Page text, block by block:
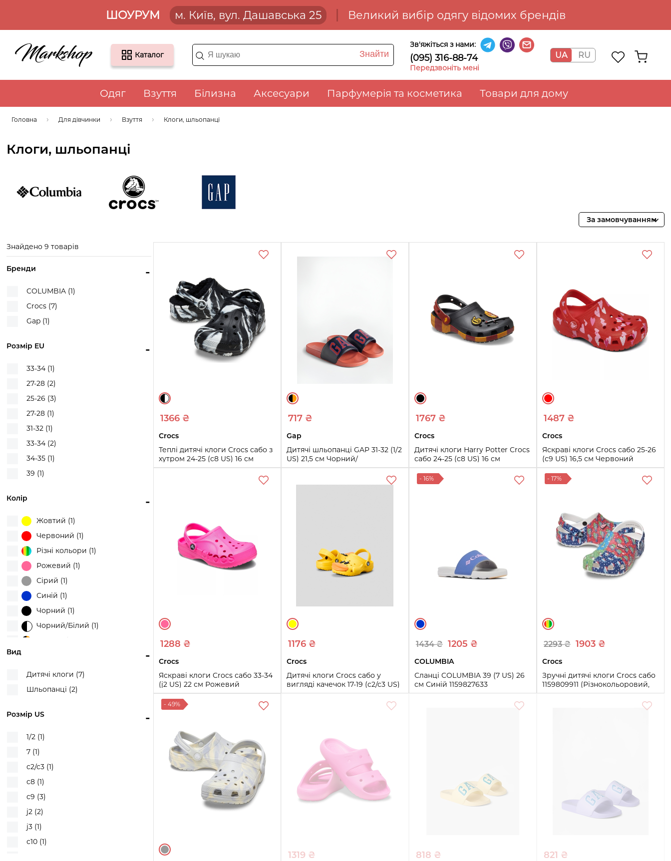
ШОУРУМ м. Київ, вул. Дашавська 25 Великий вибір одягу відомих брендів
Каталог Знайти
Зв'яжіться з нами:
(095) 316-88-74
Передзвоніть мені
UA RU
Одяг Взуття Білизна Аксесуари Парфумерія та косметика Товари для дому
Головна Для дівчинки Взуття Клоги, шльопанці
Клоги, шльопанці
За замовчуванням
Знайдено 9 товарів
-
Бренди
COLUMBIA (1)
Crocs (7)
Gap (1)
-
Розмір EU
33-34 (1)
27-28 (2)
25-26 (3)
27-28 (1)
31-32 (1)
33-34 (2)
34-35 (1)
39 (1)
-
Колір
Жовтий (1)
Червоний (1)
Різні кольори (1)
Рожевий (1)
Сірий (1)
Синій (1)
Чорний (1)
Чорний/Білий (1)
Чорний/Помаранчевий (1)
-
Вид
Дитячі клоги (7)
Шльопанці (2)
-
Розмір US
1/2 (1)
7 (1)
c2/c3 (1)
c8 (1)
c9 (3)
j2 (2)
j3 (1)
с10 (1)
1366 ₴
Crocs
Теплі дитячі клоги Crocs сабо з
хутром 24-25 (с8 US) 16 см
Чорний/Білий 1159858577
717 ₴
Gap
Дитячі шльопанці GAP 31-32 (1/2
US) 21,5 см Чорний/
Помаранчевий 1159854265
31-32
1767 ₴
Crocs
Дитячі клоги Harry Potter Crocs
сабо 24-25 (c8 US) 16 см
Чорний 1159845406
24-25
1487 ₴
Crocs
Яскраві клоги Crocs сабо 25-26
(c9 US) 16,5 см Червоний
1159843212
25-26
1288 ₴
Crocs
Яскраві клоги Crocs сабо 33-34
(j2 US) 22 см Рожевий
1159841508
33-34
1176 ₴
Crocs
Дитячі клоги Crocs сабо у
вигляді качечок 17-19 (c2/c3 US)
21,5 см Жовтий 1159840113
- 16%
1434 ₴ 1205 ₴
COLUMBIA
Сланці COLUMBIA 39 (7 US) 26
см Синій 1159827633
- 17%
2293 ₴ 1903 ₴
Crocs
Зручні дитячі клоги Crocs сабо
1159809911 (Різнокольоровий,
34-35)
- 49%
1319 ₴ 818 ₴ 821 ₴